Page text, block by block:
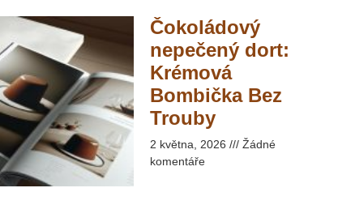
Čokoládový
nepečený dort:
Krémová
Bombička Bez
Trouby​
2 května, 2026
Žádné
komentáře